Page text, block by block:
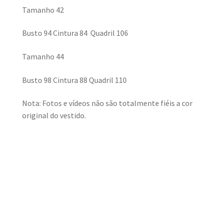
Tamanho 42
Busto 94 Cintura 84 Quadril 106
Tamanho 44
Busto 98 Cintura 88 Quadril 110
Nota: Fotos e vídeos não são totalmente fiéis a cor
original do vestido.